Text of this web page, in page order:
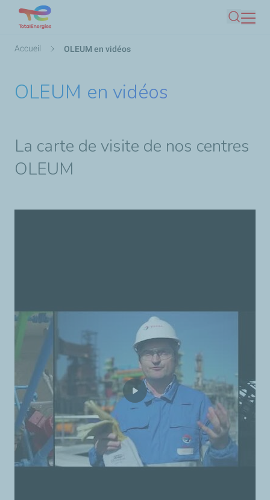
Fil
Accueil OLEUM en vidéos
OLEUM en vidéos
La carte de visite de nos centres
OLEUM